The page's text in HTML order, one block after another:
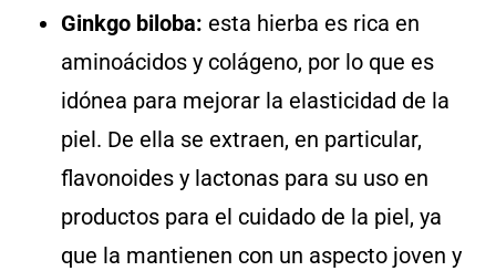
Ginkgo biloba: esta hierba es rica en
aminoácidos y colágeno, por lo que es
idónea para mejorar la elasticidad de la
piel. De ella se extraen, en particular,
flavonoides y lactonas para su uso en
productos para el cuidado de la piel, ya
que la mantienen con un aspecto joven y